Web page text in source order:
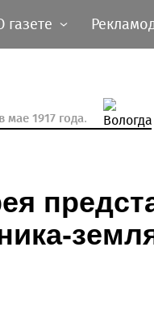
газете
мае 1917 года.